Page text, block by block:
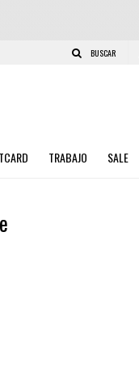
TRABAJO SALE